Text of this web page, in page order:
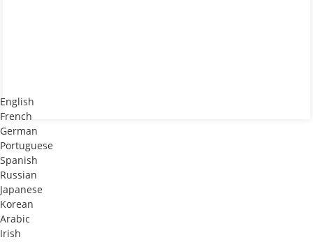
English
French
German
Portuguese
Spanish
Russian
Japanese
Korean
Arabic
Irish